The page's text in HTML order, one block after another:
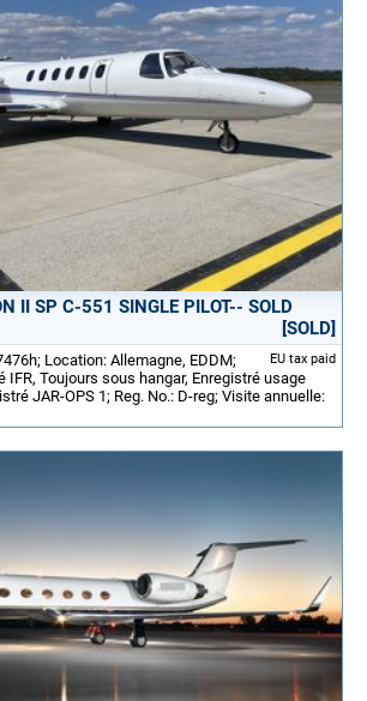
II SP C-551 SINGLE PILOT-- SOLD
[SOLD]
EU tax paid
Location: Allemagne, EDDM;
IFR, Toujours sous hangar, Enregistré usage
JAR-OPS 1; Reg. No.: D-reg; Visite annuelle: